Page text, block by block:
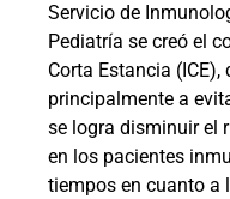
Servicio de
Pediatría se creó el
Corta Estancia
principalmente a
se logra disminuir el
en los pacientes
tiempos en cuanto a